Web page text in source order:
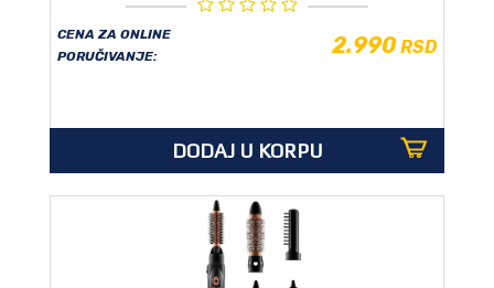
CENA ZA ONLINE
PORUČIVANJE:
2.990RSD
DODAJ U KORPU